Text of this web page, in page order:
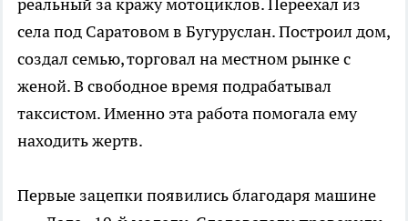
села под Саратовом в Бугуруслан. Построил дом,
создал семью, торговал на местном рынке с
женой. В свободное время подрабатывал
таксистом. Именно эта работа помогала ему
находить жертв.
Первые зацепки появились благодаря машине